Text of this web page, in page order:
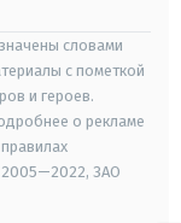
словами
с пометкой
и героев.
о рекламе
ЗАО